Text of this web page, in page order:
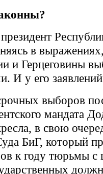
в
и Герцеговины
И у его
выборов
мандата
в свою
БиГ, который
к году тюрьмы с